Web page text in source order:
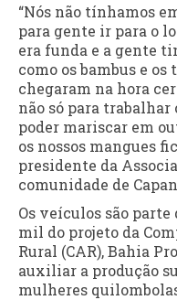
“Nós não tínhamos
para gente ir para o
era funda e a gente
como os bambus e os
chegaram na hora
não só para
poder mariscar em
os nossos mangues
presidente da
comunidade de
Os veículos são
mil do projeto da
Rural (CAR), Bahia
auxiliar a produção
mulheres